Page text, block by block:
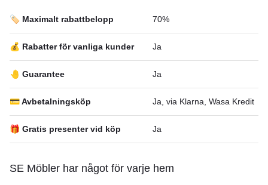
🏷️ Maximalt rabattbelopp 70%
💰 Rabatter för vanliga kunder Ja
🤚 Guarantee Ja
💳 Avbetalningsköp Ja, via Klarna, Wasa Kredit
🎁 Gratis presenter vid köp Ja
SE Möbler har något för varje hem